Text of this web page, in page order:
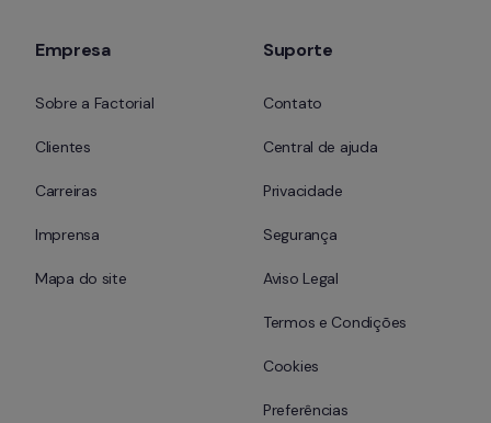
Empresa
Sobre a Factorial
Clientes
Carreiras
Imprensa
Mapa do site
Suporte
Contato
Central de ajuda
Privacidade
Segurança
Aviso Legal
Termos e Condições
Cookies
Preferências